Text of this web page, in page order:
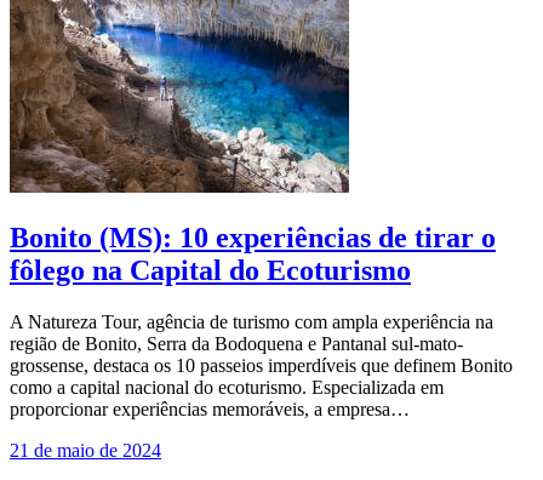
Bonito (MS): 10 experiências de tirar o
fôlego na Capital do Ecoturismo
A Natureza Tour, agência de turismo com ampla experiência na
região de Bonito, Serra da Bodoquena e Pantanal sul-mato-
grossense, destaca os 10 passeios imperdíveis que definem Bonito
como a capital nacional do ecoturismo. Especializada em
proporcionar experiências memoráveis, a empresa…
21 de maio de 2024